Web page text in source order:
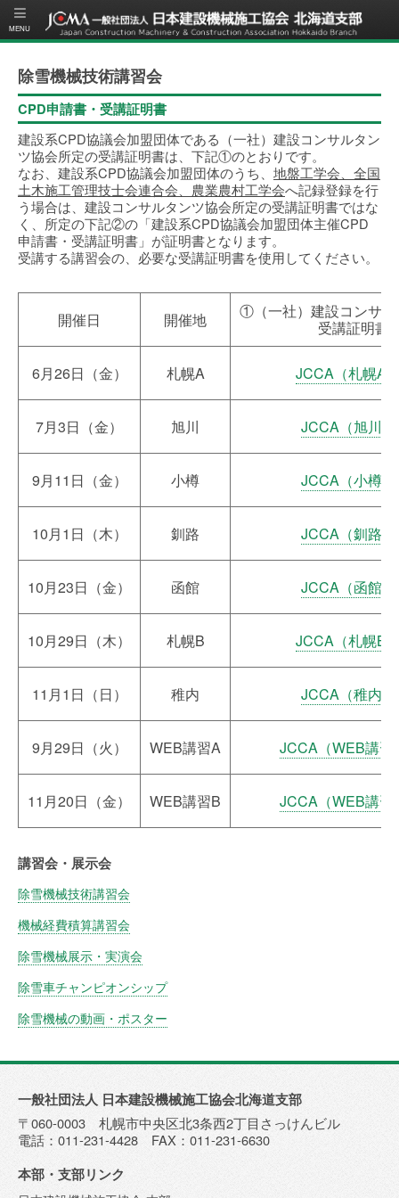
講習会・展示会
除雪機械技術講習会
機械経費積算講習会
除雪機械展示・実演会
除雪車チャンピオンシップ
除雪機械の動画・ポスター
除雪機械技術講習会
CPD申請書・受講証明書
建設系CPD協議会加盟団体である（一社）建設コンサルタン
ツ協会所定の受講証明書は、下記①のとおりです。
なお、建設系CPD協議会加盟団体のうち、 地盤工学会、全国
土木施工管理技士会連合会、農業農村工学会へ記録登録を行
う場合は、建設コンサルタンツ協会所定の受講証明書ではな
く、所定の下記②の「建設系CPD協議会加盟団体主催CPD
申請書・受講証明書」が証明書となります。
受講する講習会の、必要な受講証明書を使用してください。
開催日 開催地
①（一社）建設コンサ
受講証明書
6月26日（金） 札幌A JCCA（札幌A
7月3日（金） 旭川 JCCA（旭川）
9月11日（金） 小樽 JCCA（小樽）
10月1日（木） 釧路 JCCA（釧路）
10月23日（金） 函館 JCCA（函館）
10月29日（木） 札幌B JCCA（札幌B
11月1日（日） 稚内 JCCA（稚内）
9月29日（火） WEB講習A JCCA（WEB講習
11月20日（金） WEB講習B JCCA（WEB講習
一般社団法人 日本建設機械施工協会北海道支部
〒060-0003 札幌市中央区北3条西2丁目さっけんビル
電話：011-231-4428 FAX：011-231-6630
本部・支部リンク